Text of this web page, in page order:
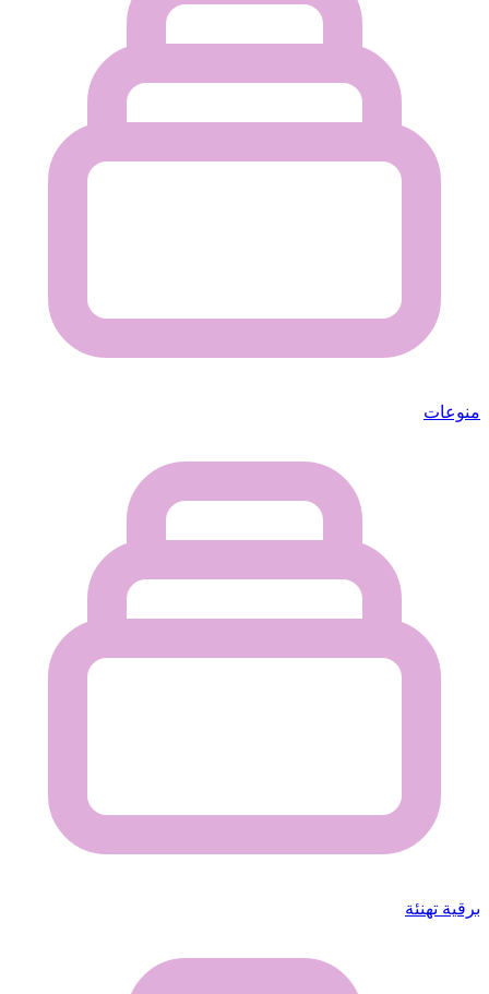
منوعات
برقية تهنئة